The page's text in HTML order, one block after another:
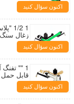
اکنون سؤال کنید
1 1/
زغال سنگ 5.1-24.8m3/h
اکنون سؤال کنید
1 ""
قابل حمل 1.2-6.1m3/h
اکنون سؤال کنید